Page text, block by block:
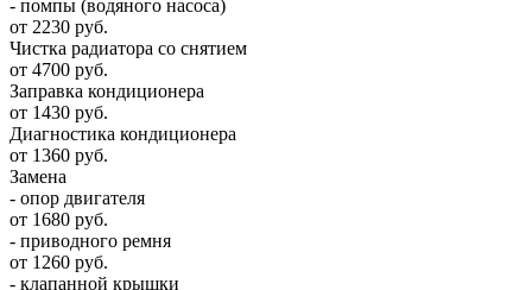
- помпы (водяного насоса)
от 2230 руб.
Чистка радиатора со снятием
от 4700 руб.
Заправка кондиционера
от 1430 руб.
Диагностика кондиционера
от 1360 руб.
Замена
- опор двигателя
от 1680 руб.
- приводного ремня
от 1260 руб.
- клапанной крышки